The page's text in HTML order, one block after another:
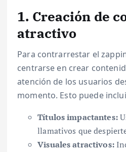
1. Creación de
atractivo
Para contrarrestar el
centrarse en crear
atención de los usuarios
momento. Esto puede
Títulos impactantes:
llamativos que
Visuales atractivos: